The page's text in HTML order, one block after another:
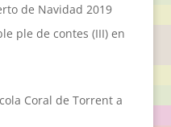
de Navidad 2019
ple de contes (III) en
Coral de Torrent a